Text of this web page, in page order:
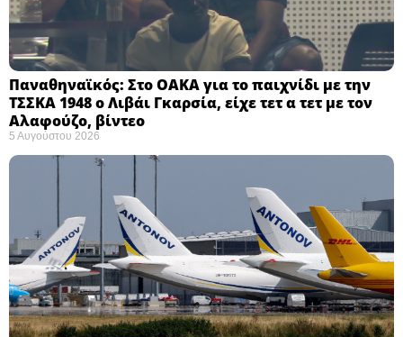
Παναθηναϊκός: Στο ΟΑΚΑ για το παιχνίδι με την
ΤΣΣΚΑ 1948 ο Λιβάι Γκαρσία, είχε τετ α τετ με τον
Αλαφούζο, βίντεο
5 Αυγούστου 2026